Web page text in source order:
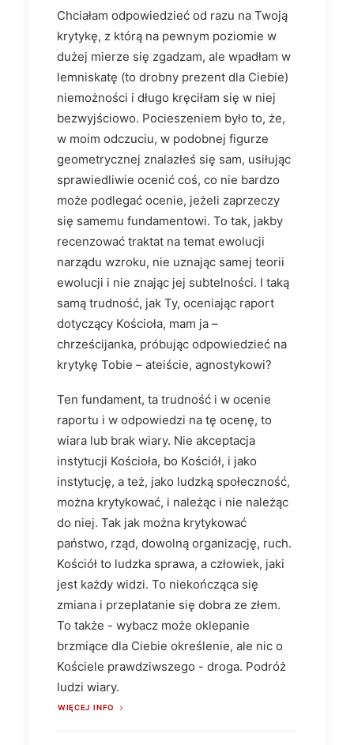
Chciałam odpowiedzieć od razu na Twoją
krytykę, z którą na pewnym poziomie w
dużej mierze się zgadzam, ale wpadłam w
lemniskatę (to drobny prezent dla Ciebie)
niemożności i długo kręciłam się w niej
bezwyjściowo. Pocieszeniem było to, że,
w moim odczuciu, w podobnej figurze
geometrycznej znalazłeś się sam, usiłując
sprawiedliwie ocenić coś, co nie bardzo
może podlegać ocenie, jeżeli zaprzeczy
się samemu fundamentowi. To tak, jakby
recenzować traktat na temat ewolucji
narządu wzroku, nie uznając samej teorii
ewolucji i nie znając jej subtelności. I taką
samą trudność, jak Ty, oceniając raport
dotyczący Kościoła, mam ja –
chrześcijanka, próbując odpowiedzieć na
krytykę Tobie – ateiście, agnostykowi?
Ten fundament, ta trudność i w ocenie
raportu i w odpowiedzi na tę ocenę, to
wiara lub brak wiary. Nie akceptacja
instytucji Kościoła, bo Kościół, i jako
instytucję, a też, jako ludzką społeczność,
można krytykować, i należąc i nie należąc
do niej. Tak jak można krytykować
państwo, rząd, dowolną organizację, ruch.
Kościół to ludzka sprawa, a człowiek, jaki
jest każdy widzi. To niekończąca się
zmiana i przeplatanie się dobra ze złem.
To także - wybacz może oklepanie
brzmiące dla Ciebie określenie, ale nic o
Kościele prawdziwszego - droga. Podróż
ludzi wiary.
WIĘCEJ INFO